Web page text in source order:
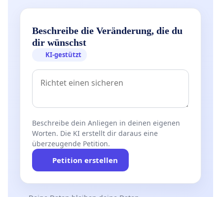
Beschreibe die Veränderung, die du
dir wünschst
KI-gestützt
Beschreibe dein Anliegen in deinen eigenen
Worten. Die KI erstellt dir daraus eine
überzeugende Petition.
Petition erstellen